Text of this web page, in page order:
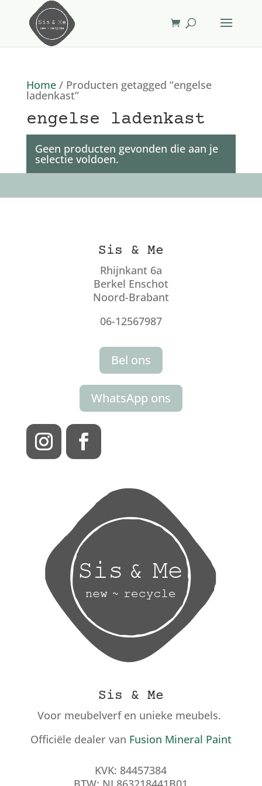
Home/ Producten getagged “engelse
ladenkast”
engelse ladenkast
Geen producten gevonden die aan je
selectie voldoen.
Sis & Me
Rhijnkant 6a
Berkel Enschot
Noord-Brabant
06-12567987
Bel ons
WhatsApp ons
Sis & Me
Voor meubelverf en unieke meubels.
Officiële dealer van Fusion Mineral Paint
KVK: 84457384